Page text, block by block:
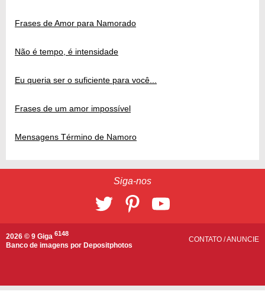
Frases de Amor para Namorado
Não é tempo, é intensidade
Eu queria ser o suficiente para você...
Frases de um amor impossível
Mensagens Término de Namoro
Siga-nos
2026 © 9 Giga 6148
Banco de imagens por Depositphotos
CONTATO /ANUNCIE